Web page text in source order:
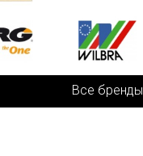
Все бренды